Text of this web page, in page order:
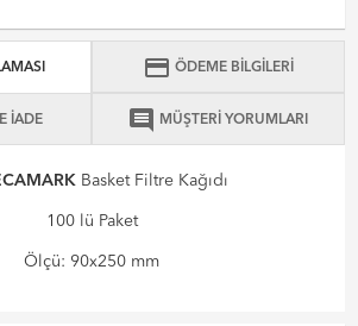
credit_card ÖDEME BİLGİLERİ
İADE comment MÜŞTERİ YORUMLARI
Basket Filtre Kağıdı
100 lü Paket
Ölçü: 90x250 mm